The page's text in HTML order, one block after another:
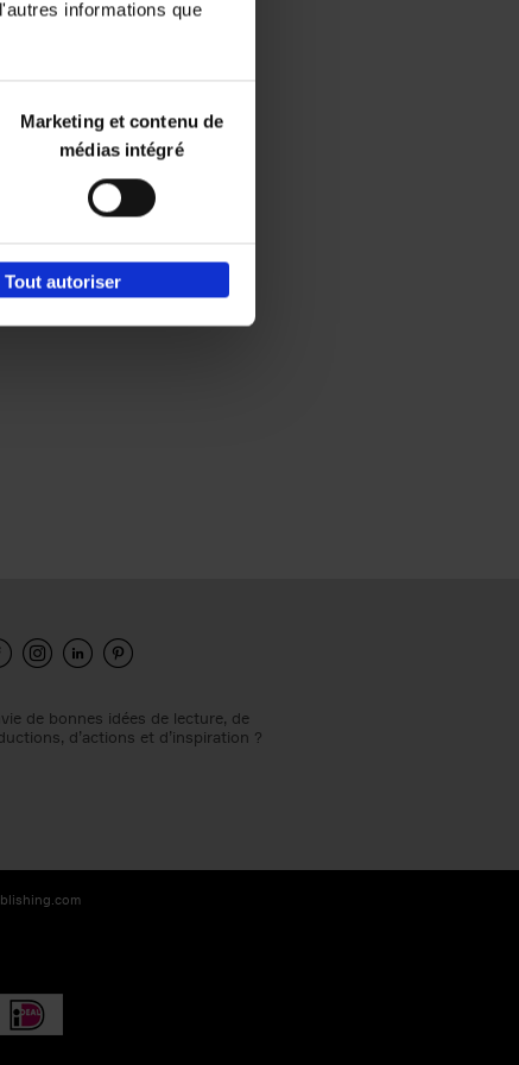
informations que
Marketing et contenu de
médias intégré
Tout autoriser
de bonnes idées de lecture, de
d’actions et d’inspiration ?